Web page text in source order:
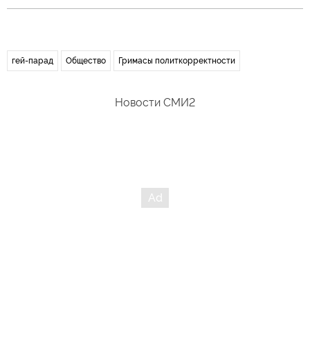
гей-парад Общество Гримасы политкорректности
Новости СМИ2